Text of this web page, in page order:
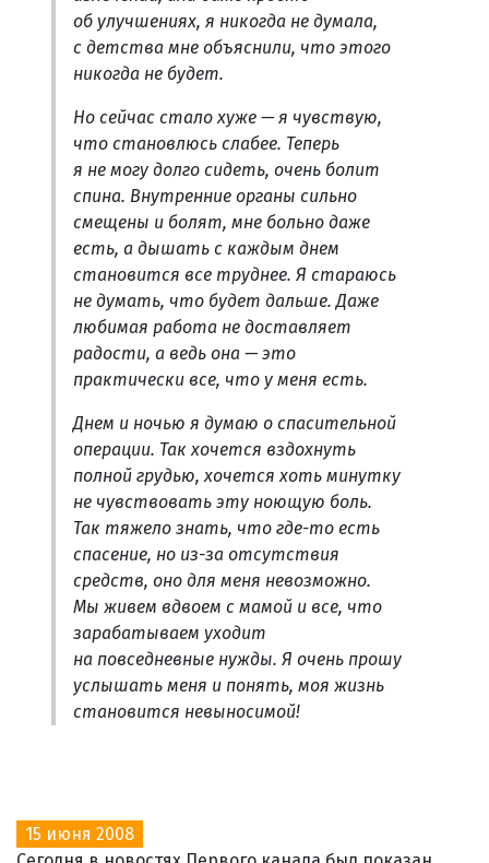
об улучшениях, я никогда не думала,
с детства мне объяснили, что этого
никогда не будет.
Но сейчас стало хуже — я чувствую,
что становлюсь слабее. Теперь
я не могу долго сидеть, очень болит
спина. Внутренние органы сильно
смещены и болят, мне больно даже
есть, а дышать с каждым днем
становится все труднее. Я стараюсь
не думать, что будет дальше. Даже
любимая работа не доставляет
радости, а ведь она — это
практически все, что у меня есть.
Днем и ночью я думаю о спасительной
операции. Так хочется вздохнуть
полной грудью, хочется хоть минутку
не чувствовать эту ноющую боль.
Так тяжело знать, что где-то есть
спасение, но из-за отсутствия
средств, оно для меня невозможно.
Мы живем вдвоем с мамой и все, что
зарабатываем уходит
на повседневные нужды. Я очень прошу
услышать меня и понять, моя жизнь
становится невыносимой!
15 июня 2008